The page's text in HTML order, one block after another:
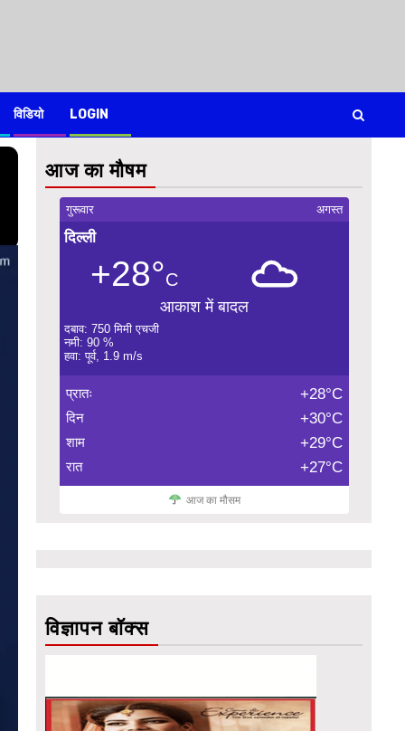
विडियो LOGIN
आज का मौषम
गुरूवार अगस्त
दिल्ली
+28°C
आकाश में बादल
दबाव: 750 मिमी एचजी
नमी: 90 %
हवा: पूर्व, 1.9 m/s
प्रातः +28°C
दिन +30°C
शाम +29°C
रात +27°C
आज का मौसम
विज्ञापन बॉक्स